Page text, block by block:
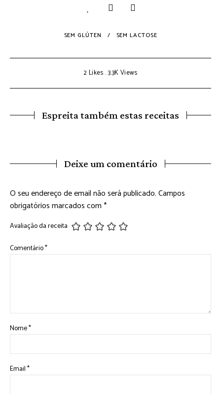
SEM GLÚTEN SEM LACTOSE
2Likes 3.3KViews
Espreita também estas receitas
Deixe um comentário
O seu endereço de email não será publicado.Campos
obrigatórios marcados com*
Avaliação da receita
Comentário*
Nome*
Email*